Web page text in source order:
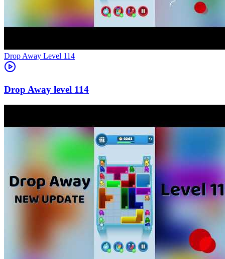
Level 114
114